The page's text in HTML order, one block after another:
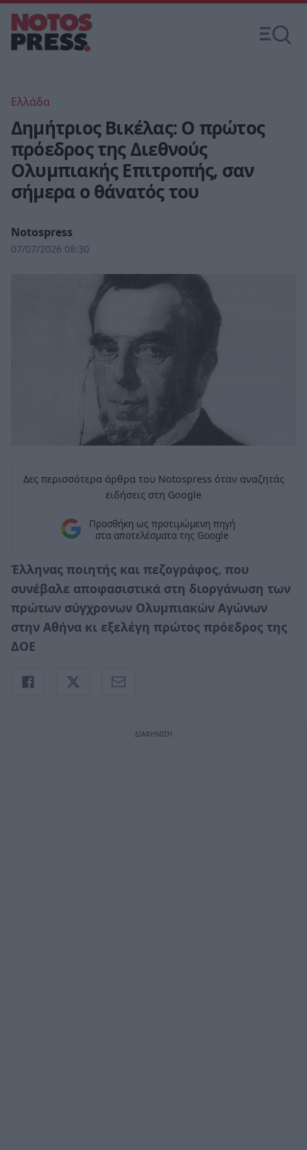
Ελλάδα
Δημήτριος Βικέλας: Ο πρώτος
πρόεδρος της Διεθνούς
Ολυμπιακής Επιτροπής, σαν
σήμερα ο θάνατός του
Notospress
07/07/2026 08:30
Δες περισσότερα άρθρα του Notospress όταν αναζητάς
ειδήσεις στη Google
Προσθήκη ως προτιμώμενη πηγή
στα αποτελέσματα της Google
Έλληνας ποιητής και πεζογράφος, που
συνέβαλε αποφασιστικά στη διοργάνωση των
πρώτων σύγχρονων Ολυμπιακών Αγώνων
στην Αθήνα κι εξελέγη πρώτος πρόεδρος της
ΔΟΕ